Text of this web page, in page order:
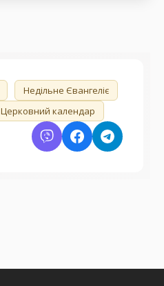
Недільне Євангеліє
Церковний календар